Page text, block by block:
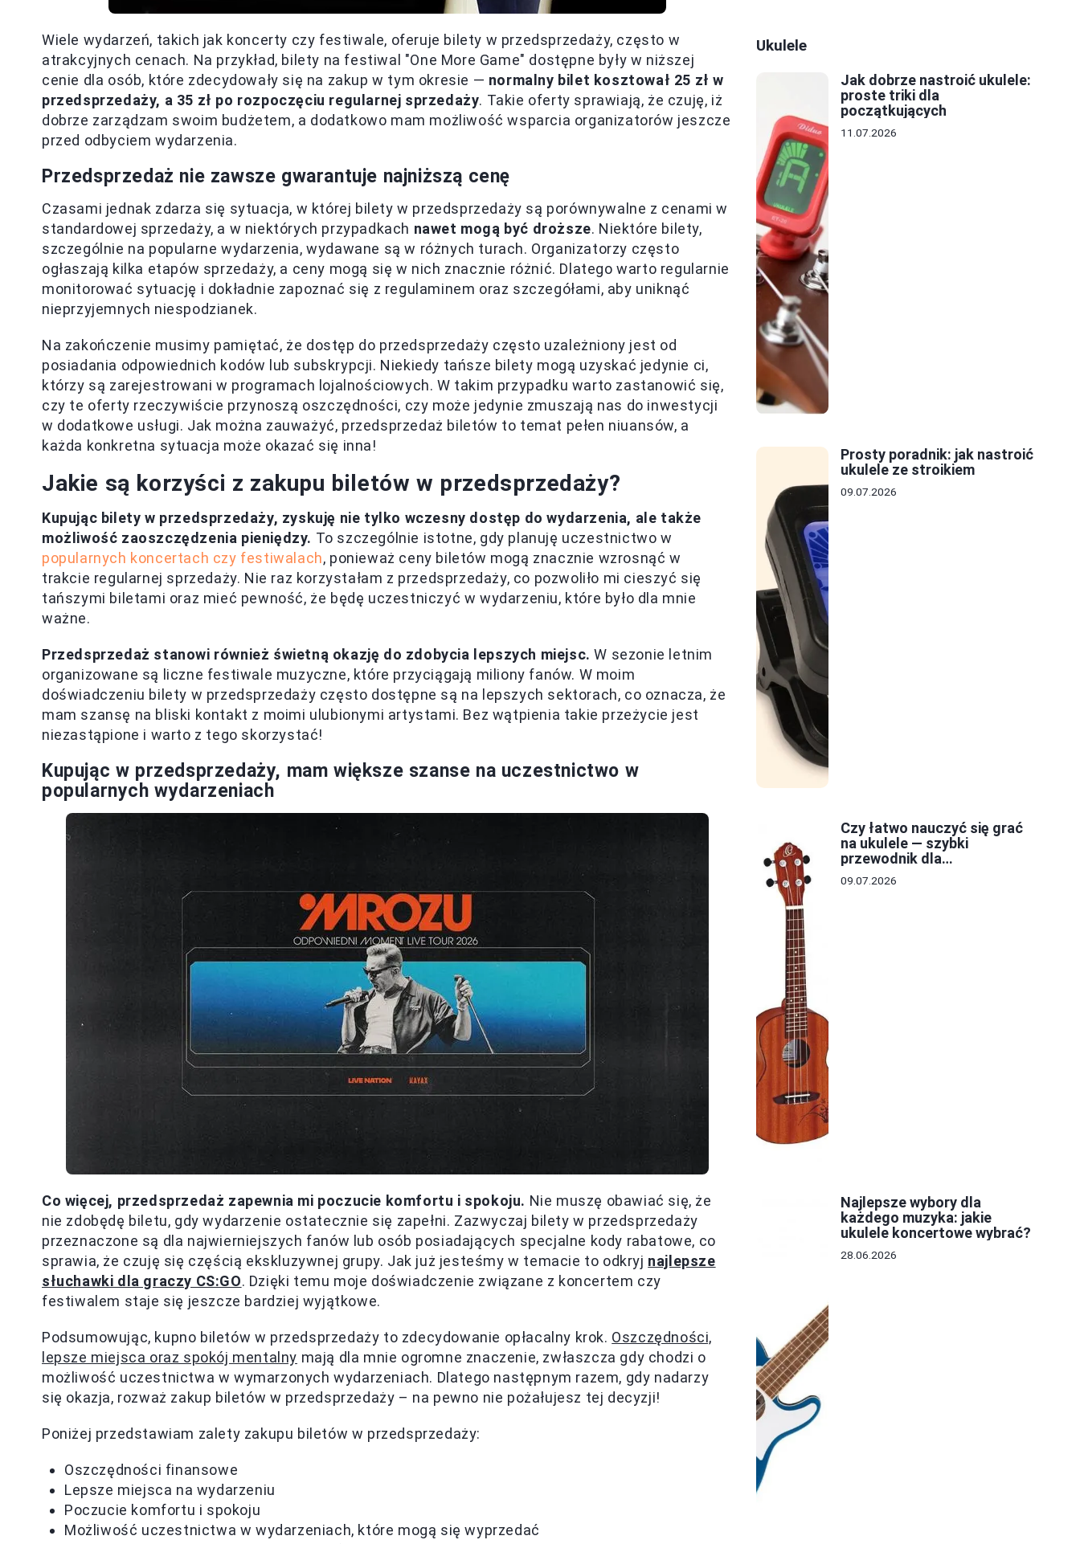
Wiele wydarzeń, takich jak koncerty czy festiwale, oferuje bilety w przedsprzedaży, często w
atrakcyjnych cenach. Na przykład, bilety na festiwal "One More Game" dostępne były w niższej
cenie dla osób, które zdecydowały się na zakup w tym okresie — normalny bilet kosztował 25 zł w
przedsprzedaży, a 35 zł po rozpoczęciu regularnej sprzedaży. Takie oferty sprawiają, że czuję, iż
dobrze zarządzam swoim budżetem, a dodatkowo mam możliwość wsparcia organizatorów jeszcze
przed odbyciem wydarzenia.
Przedsprzedaż nie zawsze gwarantuje najniższą cenę
Czasami jednak zdarza się sytuacja, w której bilety w przedsprzedaży są porównywalne z cenami w
standardowej sprzedaży, a w niektórych przypadkach nawet mogą być droższe. Niektóre bilety,
szczególnie na popularne wydarzenia, wydawane są w różnych turach. Organizatorzy często
ogłaszają kilka etapów sprzedaży, a ceny mogą się w nich znacznie różnić. Dlatego warto regularnie
monitorować sytuację i dokładnie zapoznać się z regulaminem oraz szczegółami, aby uniknąć
nieprzyjemnych niespodzianek.
Na zakończenie musimy pamiętać, że dostęp do przedsprzedaży często uzależniony jest od
posiadania odpowiednich kodów lub subskrypcji. Niekiedy tańsze bilety mogą uzyskać jedynie ci,
którzy są zarejestrowani w programach lojalnościowych. W takim przypadku warto zastanowić się,
czy te oferty rzeczywiście przynoszą oszczędności, czy może jedynie zmuszają nas do inwestycji
w dodatkowe usługi. Jak można zauważyć, przedsprzedaż biletów to temat pełen niuansów, a
każda konkretna sytuacja może okazać się inna!
Jakie są korzyści z zakupu biletów w przedsprzedaży?
Kupując bilety w przedsprzedaży, zyskuję nie tylko wczesny dostęp do wydarzenia, ale także
możliwość zaoszczędzenia pieniędzy. To szczególnie istotne, gdy planuję uczestnictwo w
popularnych koncertach czy festiwalach, ponieważ ceny biletów mogą znacznie wzrosnąć w
trakcie regularnej sprzedaży. Nie raz korzystałam z przedsprzedaży, co pozwoliło mi cieszyć się
tańszymi biletami oraz mieć pewność, że będę uczestniczyć w wydarzeniu, które było dla mnie
ważne.
Przedsprzedaż stanowi również świetną okazję do zdobycia lepszych miejsc. W sezonie letnim
organizowane są liczne festiwale muzyczne, które przyciągają miliony fanów. W moim
doświadczeniu bilety w przedsprzedaży często dostępne są na lepszych sektorach, co oznacza, że
mam szansę na bliski kontakt z moimi ulubionymi artystami. Bez wątpienia takie przeżycie jest
niezastąpione i warto z tego skorzystać!
Kupując w przedsprzedaży, mam większe szanse na uczestnictwo w
popularnych wydarzeniach
Co więcej, przedsprzedaż zapewnia mi poczucie komfortu i spokoju. Nie muszę obawiać się, że
nie zdobędę biletu, gdy wydarzenie ostatecznie się zapełni. Zazwyczaj bilety w przedsprzedaży
przeznaczone są dla najwierniejszych fanów lub osób posiadających specjalne kody rabatowe, co
sprawia, że czuję się częścią ekskluzywnej grupy. Jak już jesteśmy w temacie to odkryj najlepsze
słuchawki dla graczy CS:GO. Dzięki temu moje doświadczenie związane z koncertem czy
festiwalem staje się jeszcze bardziej wyjątkowe.
Podsumowując, kupno biletów w przedsprzedaży to zdecydowanie opłacalny krok. Oszczędności,
lepsze miejsca oraz spokój mentalny mają dla mnie ogromne znaczenie, zwłaszcza gdy chodzi o
możliwość uczestnictwa w wymarzonych wydarzeniach. Dlatego następnym razem, gdy nadarzy
się okazja, rozważ zakup biletów w przedsprzedaży – na pewno nie pożałujesz tej decyzji!
Poniżej przedstawiam zalety zakupu biletów w przedsprzedaży:
Oszczędności finansowe
Lepsze miejsca na wydarzeniu
Poczucie komfortu i spokoju
Możliwość uczestnictwa w wydarzeniach, które mogą się wyprzedać
Ukulele
Jak dobrze nastroić ukulele:
proste triki dla
początkujących
11.07.2026
Prosty poradnik: jak nastroić
ukulele ze stroikiem
09.07.2026
Czy łatwo nauczyć się grać
na ukulele — szybki
przewodnik dla
początkujących
09.07.2026
Najlepsze wybory dla
każdego muzyka: jakie
ukulele koncertowe wybrać?
28.06.2026